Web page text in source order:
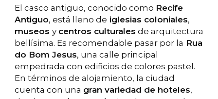
El casco antiguo, conocido como Recife
Antiguo, está lleno de iglesias coloniales,
museos y centros culturales de arquitectura
bellísima. Es recomendable pasar por la Rua
do Bom Jesus, una calle principal
empedrada con edificios de colores pastel.
En términos de alojamiento, la ciudad
cuenta con una gran variedad de hoteles,